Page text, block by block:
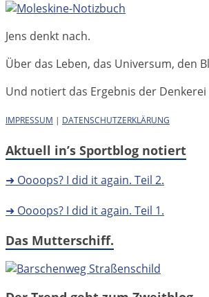
Jens denkt nach.
Über das Leben, das Universum, den
Und notiert das Ergebnis der
IMPRESSUM | DATENSCHUTZERKLÄRUNG
Aktuell in’s Sportblog notiert
➜ Oooops? I did it again. Teil 2.
➜ Oooops? I did it again. Teil 1.
Das Mutterschiff.